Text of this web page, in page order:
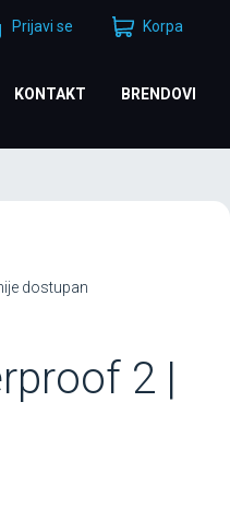
Prijavi se Korpa
KONTAKT BRENDOVI
dostupan
2 |